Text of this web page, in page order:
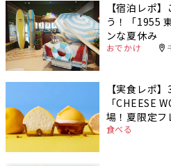
【宿泊レポ
う！「1955
ンな夏休み
おでかけ
【実食レポ
「CHEESE
場！夏限定フ
食べる